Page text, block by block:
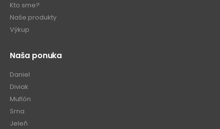
Kto sme?
Naše produkty
Výkup
Naša ponuka
Daniel
Diviak
Muflón
Srna
Jeleň